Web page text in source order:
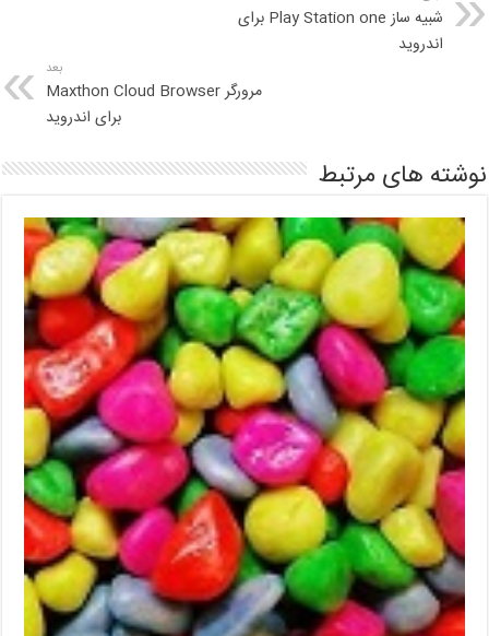
شبیه ساز Play Station one برای
اندروید
بعد
مرورگر Maxthon Cloud Browser
برای اندروید
نوشته های مرتبط